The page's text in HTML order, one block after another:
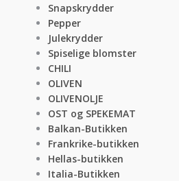
Snapskrydder
Pepper
Julekrydder
Spiselige blomster
CHILI
OLIVEN
OLIVENOLJE
OST og SPEKEMAT
Balkan-Butikken
Frankrike-butikken
Hellas-butikken
Italia-Butikken